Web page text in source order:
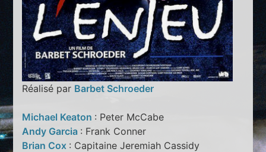
Réalisé par Barbet Schroeder
Michael Keaton : Peter McCabe
Andy Garcia : Frank Conner
Brian Cox : Capitaine Jeremiah Cassidy